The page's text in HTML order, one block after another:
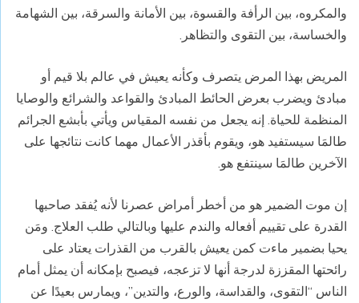
والمكروه، بين الرأفة والقسوة، بين الأمانة والسرقة، بين الشهامة
والخساسة، بين التقوى والتظاهر.
المريض بهذا المرض يتصرف وكأنه يعيش في عالم بلا قيم أو
مبادئ ويضرب بعرض الحائط المبادئ والقواعد والشرائع والوصايا
المنظمة للحياة. إنه يجعل من نفسه المقياس ويأتي بأبشع الجرائم
طالمَا سيستفيد هو، ويقوم بأقذر الأعمال مهما كانت نتائجها على
الآخرين طالمَا سينتفع هو.
إن موت الضمير هو من أخطر أمراض عصرنا لأنه يُفقد صاحبها
القدرة على تقييم أفعاله والندم عليها وبالتالي طلب العلاج. ومَن
يحيا بضمير ماءت كمن يعيش بالقرب من القذرات يعتاد على
رائحتها المقززة لدرجة أنها لا تزعجه، فيصبح بإمكانه أن يمثل أمام
الناس “التقوى، والقداسة، والورع، والتدين”، ويمارس بعيدًا عن